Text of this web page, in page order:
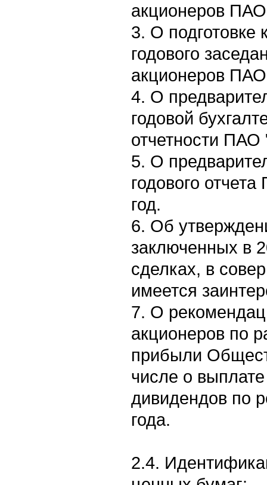
акционеров
3. О подготовке
годового
акционеров
4. О
годовой
отчетности
5. О
годового
год.
6. Об
заключенных в
сделках, в
имеется
7. О
акционеров по
прибыли
числе о
дивидендов по
года.
2.4.